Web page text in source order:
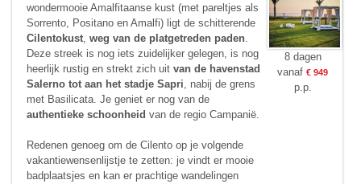
wondermooie Amalfitaanse kust (met pareltjes als
Sorrento, Positano en Amalfi) ligt de schitterende
Cilentokust,weg van de platgetreden paden.
Deze streek is nog iets zuidelijker gelegen, is nog
heerlijk rustig en strekt zich uitvan de havenstad
Salerno tot aan het stadje Sapri, nabij de grens
met Basilicata. Je geniet er nog van de
authentieke schoonheid van de regio Campanië.
Redenen genoeg om de Cilento op je volgende
vakantiewensenlijstje te zetten: je vindt er mooie
badplaatsjes en kan er prachtige wandelingen
8 dagen
vanaf€ 949
p.p.